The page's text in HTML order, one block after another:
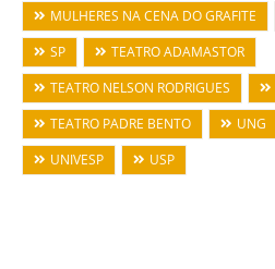
MULHERES NA CENA DO GRAFITE
SP
TEATRO ADAMASTOR
TEATRO NELSON RODRIGUES
TEATRO PADRE BENTO
UNG
UNIVESP
USP